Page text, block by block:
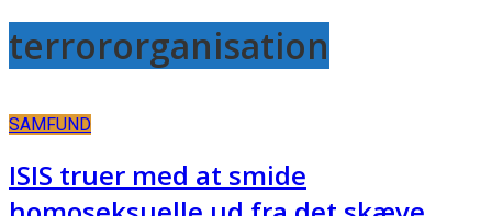
terrororganisation
SAMFUND
ISIS truer med at smide